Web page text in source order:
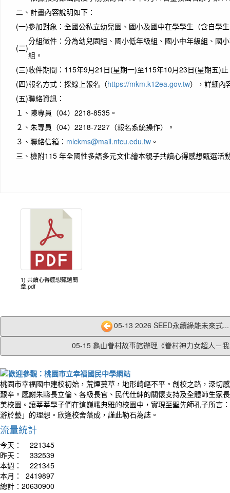
二、 計畫內容說明如下：
(一)參加對象：全國公私立幼兒園、國小及國中在學學生（含自學
(二)
分組徵件：分為幼兒園組、國小低年級組、國小中年級組、國
組。
(三)收件期間：115年9月21日(星期一)至115年10月23日(星期五)
(四)報名方式：採線上報名（https://mkm.k12ea.gov.tw），詳細內
(五)聯絡資訊：
１、 陳專員（04）2218-8535。
２、 朱專員（04）2218-7227（報名系統操作）。
３、 聯絡信箱： mlckms@mail.ntcu.edu.tw 。
三、 檢附115 年全國性多語多元文化繪本親子共讀心得感想甄選活
1) 共讀心得感想甄選簡
章.pdf
05-13 2026 SEED永續綠能未來式...
05-15 龜山眷村故事館辦理《眷村神力女超人－
桃園市幸福國中建校初始，荒煙蔓草，地形崎嶇不平。創校之路，深切
艱辛。感謝朱縣長立倫、各級長官、民代仕紳的關懷支持及全體師生家
美校園。讓莘莘學子們在這巍峨典雅的校園中，實現至聖先師孔子所言
游於藝」的理想。欣逢校舍落成，謹此勒石為誌。
流量統計
今天：
221345
昨天：
332539
本週：
221345
本月：
2419897
總計： 20630900